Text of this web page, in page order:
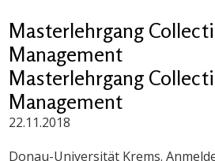
Masterlehrgang
Management
Masterlehrgang
Management
22.11.2018
Donau-Universität Krems.